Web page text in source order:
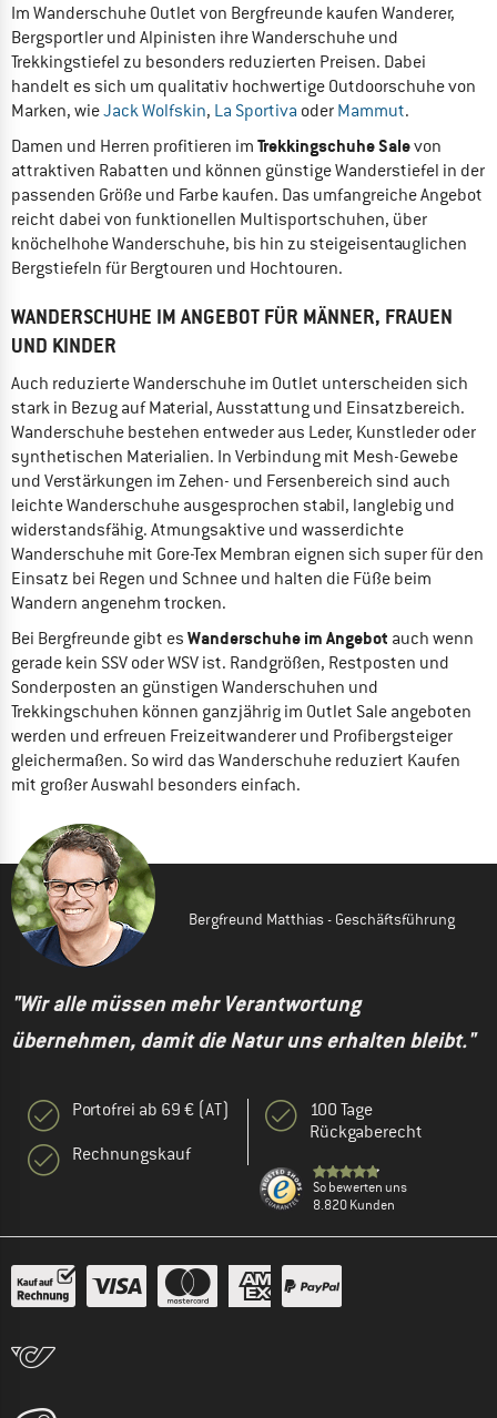
Im Wanderschuhe Outlet von Bergfreunde kaufen Wanderer,
Bergsportler und Alpinisten ihre Wanderschuhe und
Trekkingstiefel zu besonders reduzierten Preisen. Dabei
handelt es sich um qualitativ hochwertige Outdoorschuhe von
Marken, wieJack Wolfskin, La Sportiva oder Mammut.
Damen und Herren profitieren im Trekkingschuhe Salevon
attraktiven Rabatten und können günstige Wanderstiefel in der
passenden Größe und Farbe kaufen. Das umfangreiche Angebot
reicht dabei von funktionellen Multisportschuhen, über
knöchelhohe Wanderschuhe, bis hin zu steigeisentauglichen
Bergstiefeln für Bergtouren und Hochtouren.
WANDERSCHUHE IM ANGEBOT FÜR MÄNNER, FRAUEN
UND KINDER
Auch reduzierte Wanderschuhe im Outlet unterscheiden sich
stark in Bezug auf Material, Ausstattung und Einsatzbereich.
Wanderschuhe bestehen entweder aus Leder, Kunstleder oder
synthetischen Materialien. In Verbindung mit Mesh-Gewebe
und Verstärkungen im Zehen- und Fersenbereich sind auch
leichte Wanderschuhe ausgesprochen stabil, langlebig und
widerstandsfähig. Atmungsaktive und wasserdichte
Wanderschuhe mit Gore-Tex Membran eignen sich super für den
Einsatz bei Regen und Schnee und halten die Füße beim
Wandern angenehm trocken.
Bei Bergfreunde gibt es Wanderschuhe im Angebot auch wenn
gerade kein SSV oder WSV ist. Randgrößen, Restposten und
Sonderposten an günstigen Wanderschuhen und
Trekkingschuhen können ganzjährig im Outlet Sale angeboten
werden und erfreuen Freizeitwanderer und Profibergsteiger
gleichermaßen. So wird das Wanderschuhe reduziert Kaufen
mit großer Auswahl besonders einfach.
Bergfreund Matthias - Geschäftsführung
"Wir alle müssen mehr Verantwortung
übernehmen, damit die Natur uns erhalten bleibt."
Portofrei ab 69 € (AT)
Rechnungskauf
100 Tage
Rückgaberecht
So bewerten uns
8.820 Kunden